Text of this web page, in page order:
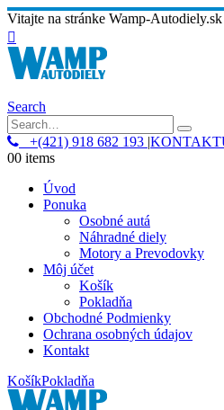
Vitajte na stránke Wamp-Autodiely.sk
Search
+(421) 918 682 193 |
00 items
Úvod
Ponuka
Osobné autá
Náhradné diely
Motory a Prevodovky
Môj účet
Košík
Pokladňa
Obchodné Podmienky
Ochrana osobných údajov
Kontakt
KošíkPokladňa